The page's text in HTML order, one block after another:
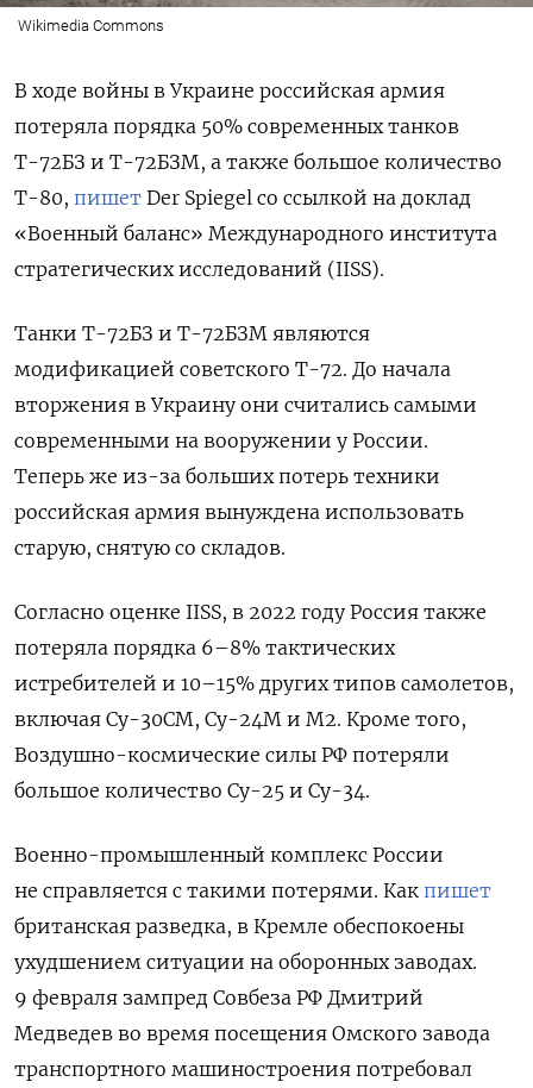
Wikimedia Commons
В ходе войны в Украине российская армия
потеряла порядка 50% современных танков
Т-72БЗ и Т-72БЗМ, а также большое количество
Т-80, пишет Der Spiegel со ссылкой на доклад
«Военный баланс» Международного института
стратегических исследований (IISS).
Танки Т-72БЗ и Т-72БЗМ являются
модификацией советского Т-72. До начала
вторжения в Украину они считались самыми
современными на вооружении у России.
Теперь же из-за больших потерь техники
российская армия вынуждена использовать
старую, снятую со складов.
Согласно оценке IISS, в 2022 году Россия также
потеряла порядка 6–8% тактических
истребителей и 10–15% других типов самолетов,
включая Су-30СМ, Су-24М и М2. Кроме того,
Воздушно-космические силы РФ потеряли
большое количество Су-25 и Су-34.
Военно-промышленный комплекс России
не справляется с такими потерями. Как пишет
британская разведка, в Кремле обеспокоены
ухудшением ситуации на оборонных заводах.
9 февраля зампред Совбеза РФ Дмитрий
Медведев во время посещения Омского завода
транспортного машиностроения потребовал